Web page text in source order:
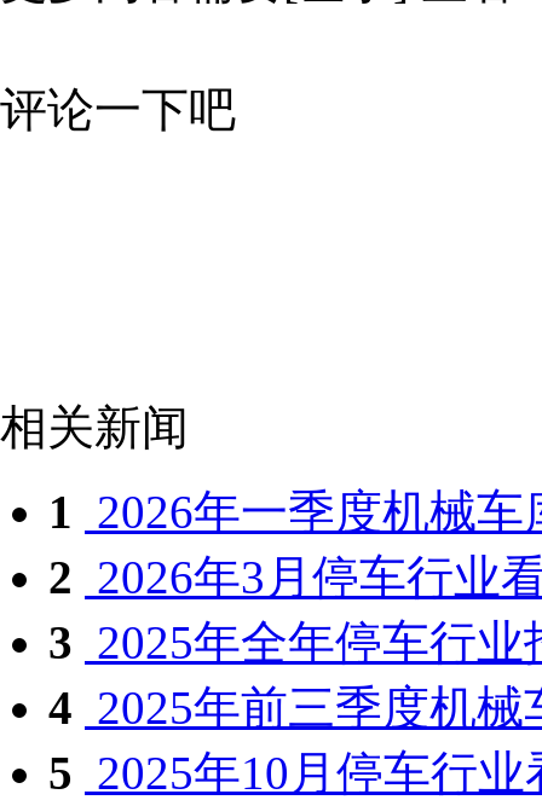
评论一下吧
相关新闻
1 2026年一季度机械车
2 2026年3月停车行业
3 2025年全年停车行业
4 2025年前三季度机械
5 2025年10月停车行业